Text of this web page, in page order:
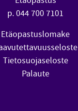
p. 044 700 7101
Etäopastuslomake
Tietosuojaseloste
Palaute